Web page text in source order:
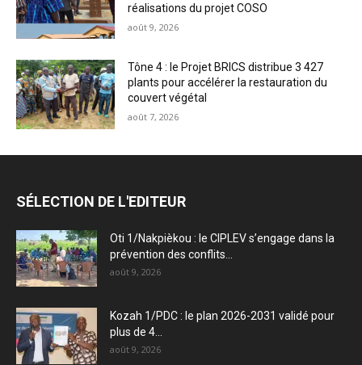
réalisations du projet COSO
août 9, 2026
Tône 4 : le Projet BRICS distribue 3 427
plants pour accélérer la restauration du
couvert végétal
août 7, 2026
SÉLECTION DE L'EDITEUR
Oti 1/Nakpièkou : le CIPLEV s’engage dans la
prévention des conflits...
août 9, 2026
Kozah 1/PDC : le plan 2026-2031 validé pour
plus de 4...
août 9, 2026